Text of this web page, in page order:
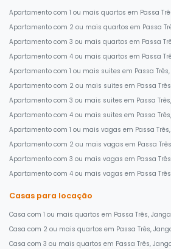
Apartamento com 1 ou mais quartos em Passa
Apartamento com 2 ou mais quartos em Passa
Apartamento com 3 ou mais quartos em Passa
Apartamento com 4 ou mais quartos em Passa
Apartamento com 1 ou mais suites em Passa
Apartamento com 2 ou mais suites em Passa
Apartamento com 3 ou mais suites em Passa
Apartamento com 4 ou mais suites em Passa
Apartamento com 1 ou mais vagas em Passa
Apartamento com 2 ou mais vagas em Passa
Apartamento com 3 ou mais vagas em Passa
Apartamento com 4 ou mais vagas em Passa
Casas para locação
Casa com 1 ou mais quartos em Passa Três,
Casa com 2 ou mais quartos em Passa Três,
Casa com 3 ou mais quartos em Passa Três,